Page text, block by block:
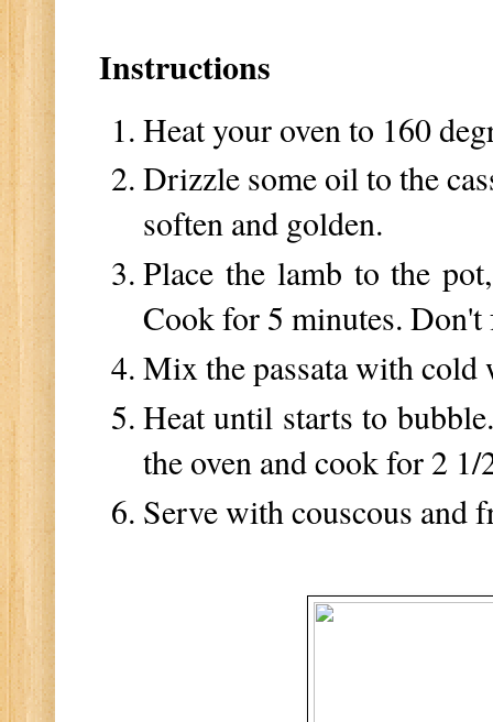
Instructions
Heat your oven to 160
Drizzle some oil to the
soften and golden.
Place the lamb to the
Cook for 5 minutes.
Mix the passata with cold
Heat until starts to
the oven and cook for 2
Serve with couscous and